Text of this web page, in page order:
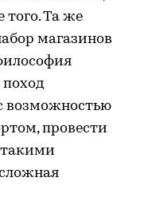
того. Та же
магазинов
возможностью
провести
такими